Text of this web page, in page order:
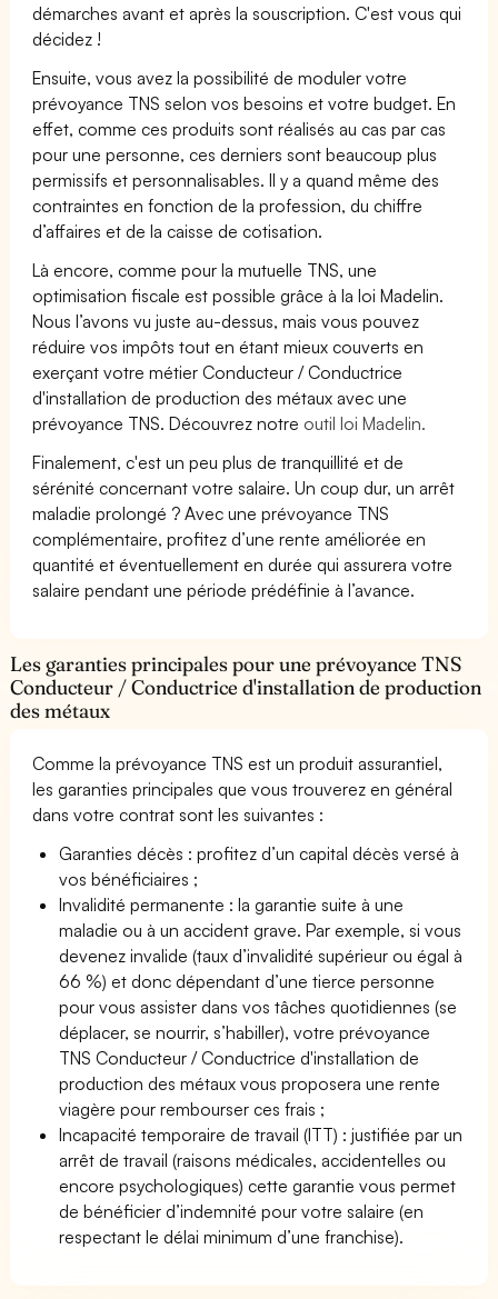
démarches avant et après la souscription. C'est vous qui
décidez !
Ensuite, vous avez la possibilité de moduler votre
prévoyance TNS selon vos besoins et votre budget. En
effet, comme ces produits sont réalisés au cas par cas
pour une personne, ces derniers sont beaucoup plus
permissifs et personnalisables. Il y a quand même des
contraintes en fonction de la profession, du chiffre
d’affaires et de la caisse de cotisation.
Là encore, comme pour la mutuelle TNS, une
optimisation fiscale est possible grâce à la loi Madelin.
Nous l’avons vu juste au-dessus, mais vous pouvez
réduire vos impôts tout en étant mieux couverts en
exerçant votre métier Conducteur / Conductrice
d'installation de production des métaux avec une
prévoyance TNS. Découvrez notre outil loi Madelin.
Finalement, c'est un peu plus de tranquillité et de
sérénité concernant votre salaire. Un coup dur, un arrêt
maladie prolongé ? Avec une prévoyance TNS
complémentaire, profitez d’une rente améliorée en
quantité et éventuellement en durée qui assurera votre
salaire pendant une période prédéfinie à l’avance.
Les garanties principales pour une prévoyance TNS
Conducteur / Conductrice d'installation de production
des métaux
Comme la prévoyance TNS est un produit assurantiel,
les garanties principales que vous trouverez en général
dans votre contrat sont les suivantes :
Garanties décès : profitez d’un capital décès versé à
vos bénéficiaires ;
Invalidité permanente : la garantie suite à une
maladie ou à un accident grave. Par exemple, si vous
devenez invalide (taux d’invalidité supérieur ou égal à
66 %) et donc dépendant d’une tierce personne
pour vous assister dans vos tâches quotidiennes (se
déplacer, se nourrir, s’habiller), votre prévoyance
TNS Conducteur / Conductrice d'installation de
production des métaux vous proposera une rente
viagère pour rembourser ces frais ;
Incapacité temporaire de travail (ITT) : justifiée par un
arrêt de travail (raisons médicales, accidentelles ou
encore psychologiques) cette garantie vous permet
de bénéficier d’indemnité pour votre salaire (en
respectant le délai minimum d’une franchise).